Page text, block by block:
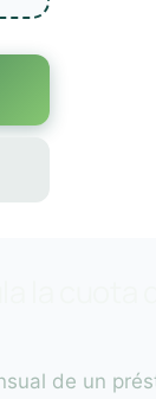
de un